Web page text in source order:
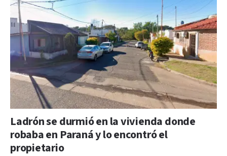
Ladrón se durmió en la vivienda donde
robaba en Paraná y lo encontró el
propietario